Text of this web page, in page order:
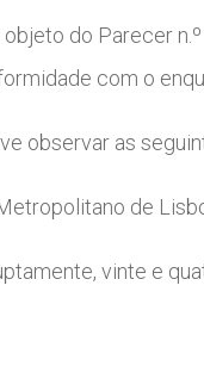
do Parecer
com o
observar as
de
vinte e